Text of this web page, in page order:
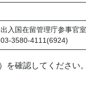
出入国在留管理庁参事官室
03-3580-4111(6924)
を確認してください。